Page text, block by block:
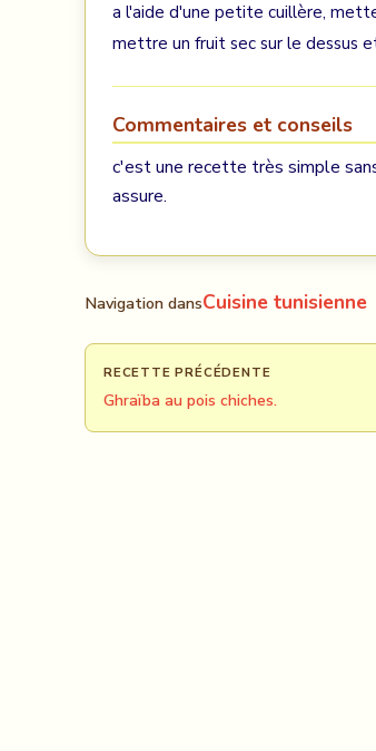
a l'aide d'une petite cuillère,
mettre un fruit sec sur le dessus
Commentaires et conseils
c'est une recette très simple
assure.
Navigation dansCuisine tunisienne
RECETTE PRÉCÉDENTE
Ghraïba au pois chiches.